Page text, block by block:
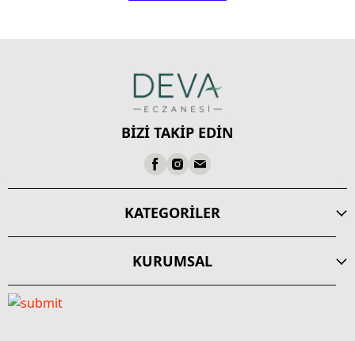
BİZİ TAKİP EDİN
KATEGORİLER
KURUMSAL